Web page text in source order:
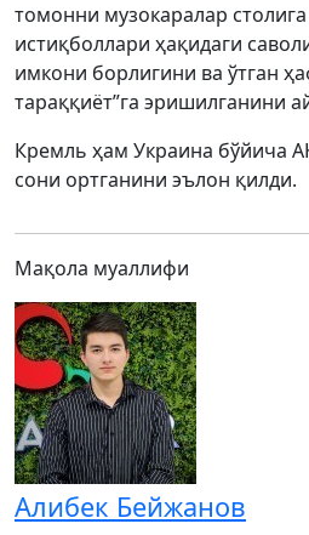
томонни музокаралар
истиқболлари ҳақидаги
имкони борлигини ва ўтган
тараққиёт”га эришилганини
Кремль ҳам Украина бўйича
сони ортганини эълон қилди.
Мақола муаллифи
Алибек Бейжанов